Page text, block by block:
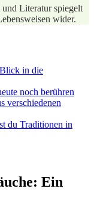
Literatur spiegelt
wider.
in die
noch ‌berühren
verschiedenen
du ⁢Traditionen in
Ein⁢